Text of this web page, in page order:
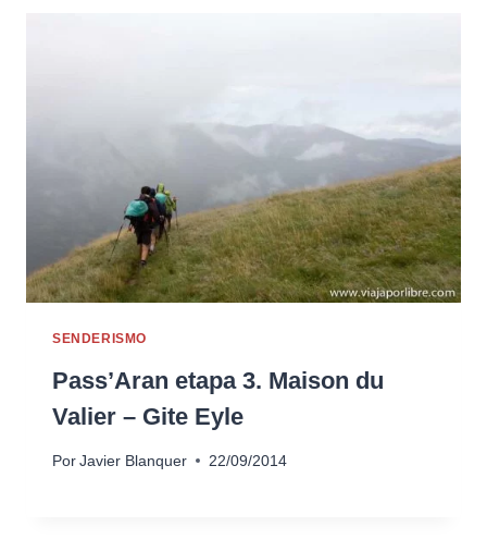
SENDERISMO
Pass’Aran etapa 3. Maison du
Valier – Gite Eyle
Por Javier Blanquer 22/09/2014